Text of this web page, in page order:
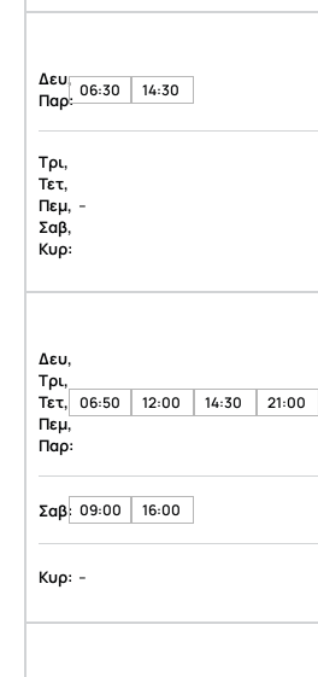
Δευ,
Παρ: 06:30 14:30
Τρι,
Τετ,
Πεμ,
Σαβ,
Κυρ:
-
Δευ,
Τρι,
Τετ,
Πεμ,
Παρ:
06:50 12:00 14:30 21:00
Σαβ: 09:00 16:00
Κυρ: -